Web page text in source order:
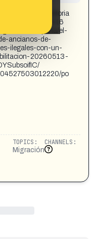
de ancianos de Vitoria
con un coste de 16
gaceta.es/espana/el-
ancianos-de-
ilegales-con-un-
20260513-
po
TOPICS:
Migración
CHANNELS: